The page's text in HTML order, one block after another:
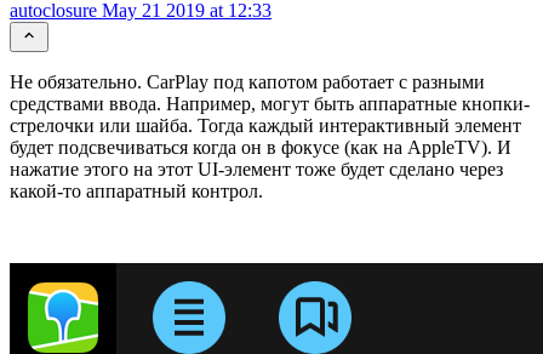
autoclosure May 21 2019 at 12:33
Не обязательно. CarPlay под капотом работает с разными
средствами ввода. Например, могут быть аппаратные кнопки-
стрелочки или шайба. Тогда каждый интерактивный элемент
будет подсвечиваться когда он в фокусе (как на AppleTV). И
нажатие этого на этот UI-элемент тоже будет сделано через
какой-то аппаратный контрол.